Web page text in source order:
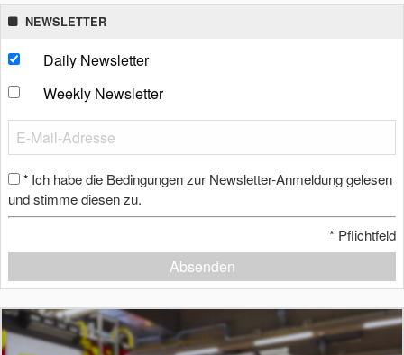
NEWSLETTER
Daily Newsletter
Weekly Newsletter
* Ich habe die Bedingungen zur Newsletter-Anmeldung gelesen
und stimme diesen zu.
* Pflichtfeld
Absenden